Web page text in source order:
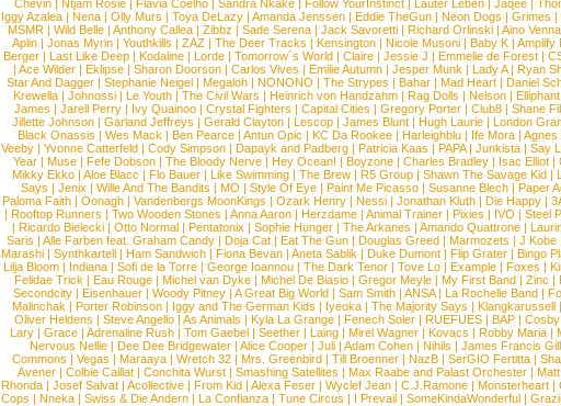
Chevin| Ntjam Rosie| Flavia Coelho| Sandra Nkake| Follow YourInstinct| Lauter Leben| Jaqee|
Iggy Azalea | Nena | Olly Murs | Toya DeLazy | Amanda Jenssen | Eddie TheGun | Neon Dogs | Grimes |
MSMR| Wild Belle| Anthony Callea| Zibbz | Sade Serena| Jack Savoretti| Richard Orlinski| Aino Venna
Aplin | Jonas Myrin | Youthkills | ZAZ | The Deer Tracks | Kensington | Nicole Musoni | Baby K | Amplify
Berger| Last Like Deep| Kodaline| Lorde| Tomorrow´s World| Claire| Jessie J | Emmelie de Forest|
| Ace Wilder| Eklipse| Sharon Doorson| Carlos Vives | Emilie Autumn| Jesper Munk | Lady A| Ryan
Star And Dagger | Stephanie Neigel | Megaloh | NONONO | The Strypes | Bahar | Mad Heart | Daniel
Krewella | Johnossi | Le Youth | The Civil Wars | Heinrich von Handzahm | Rag Dolls | Nelson | Elliphant
James | Jarell Perry | Ivy Quainoo | Crystal Fighters | Capital Cities | Gregory Porter | Club8 | Shane
Jillette Johnson | Garland Jeffreys | Gerald Clayton | Lescop | James Blunt | Hugh Laurie | London
Black Onassis | Wes Mack | Ben Pearce | Antun Opic | KC Da Rookee | Harleighblu | Ife Mora | Agnes
Veeby | Yvonne Catterfeld | Cody Simpson | Dapayk and Padberg | Patricia Kaas | PAPA| Junkista | Say
Year| Muse| Fefe Dobson| The Bloody Nerve| Hey Ocean! | Boyzone| Charles Bradley| Isac Elliot|
Mikky Ekko | Aloe Blacc | Flo Bauer | Like Swimming | The Brew | R5 Group | Shawn The Savage Kid |
Says | Jenix | Wille And The Bandits | MO | Style Of Eye | Paint Me Picasso | Susanne Blech | Paper
Paloma Faith| Oonagh| Vandenbergs MoonKings | Ozark Henry| Nessi| Jonathan Kluth| Die Happy|
| Rooftop Runners | Two Wooden Stones | Anna Aaron| Herzdame| Animal Trainer| Pixies | IVO | Steel
| Ricardo Bielecki | Otto Normal | Pentatonix | Sophie Hunger | The Arkanes | Amando Quattrone |
Saris | Alle Farben feat. Graham Candy | Doja Cat | Eat The Gun | Douglas Greed | Marmozets | J Kobe
Marashi | Synthkartell | Ham Sandwich | Fiona Bevan | Aneta Sablik | Duke Dumont | Flip Grater | Bingo
Lilja Bloom | Indiana | Sofi de la Torre | George Ioannou | The Dark Tenor | Tove Lo | Example | Foxes |
Felidae Trick | Eau Rouge | Michel van Dyke | Michel De Biasio | Gregor Meyle | My First Band | Zinc |
Secondcity| Eisenhauer| Woody Pitney| A Great Big World| Sam Smith| ANSA| La Rochelle Band|
Malinchak | Porter Robinson| Iggy and The German Kids | Iyeoka| The Majority Says | Klangkarussell|
Oliver Heldens | Steve Angello| As Animals | Kyla La Grange| Fenech Soler| RUEFUES| BAP| Cosby
Lary | Grace | Adrenaline Rush | Tom Gaebel | Seether | Laing | Mirel Wagner | Kovacs | Robby Maria |
Nervous Nellie | Dee Dee Bridgewater | Alice Cooper | Juli | Adam Cohen | Nihils | James Francis Gill
Commons | Vegas | Maraaya| Wretch 32| Mrs. Greenbird| Till Broenner| NazB| SerGIO Fertitta|
Avener | Colbie Caillat | Conchita Wurst | Smashing Satellites | Max Raabe and Palast Orchester |
Rhonda | Josef Salvat | Acollective | From Kid | Alexa Feser | Wyclef Jean | C.J.Ramone | Monsterheart |
Cops | Nneka | Swiss & Die Andern | La Confianza | Tune Circus | I Prevail | SomeKindaWonderful |